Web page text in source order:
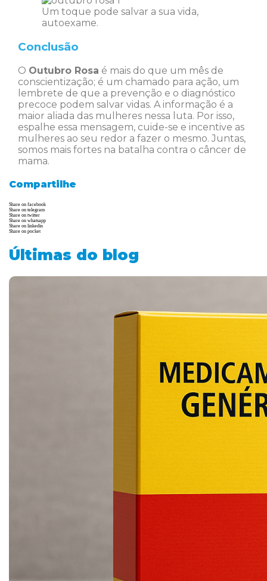
Um toque pode salvar a sua vida,
autoexame.
Conclusão
O Outubro Rosa é mais do que um mês de
conscientização; é um chamado para ação, um
lembrete de que a prevenção e o diagnóstico
precoce podem salvar vidas. A informação é a
maior aliada das mulheres nessa luta. Por isso,
espalhe essa mensagem, cuide-se e incentive as
mulheres ao seu redor a fazer o mesmo. Juntas,
somos mais fortes na batalha contra o câncer de
mama.
Compartilhe
Share on facebook
Share on telegram
Share on twitter
Share on whatsapp
Share on linkedin
Share on pocket
Últimas do blog